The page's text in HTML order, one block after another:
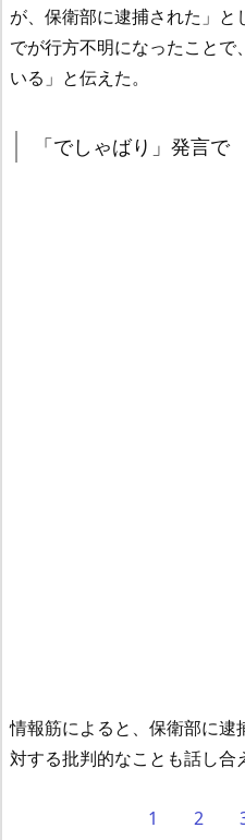
が、保衛部に逮捕された」と
でが行方不明になったこと
いる」と伝えた。
「でしゃばり」発言で
情報筋によると、保衛部に
対する批判的なことも話し合
1 2